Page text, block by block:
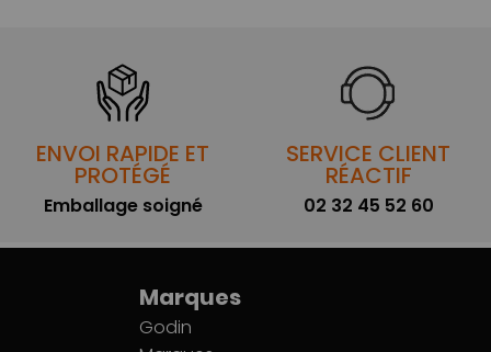
ENVOI RAPIDE ET
PROTÉGÉ
Emballage soigné
SERVICE CLIENT
RÉACTIF
02 32 45 52 60
Marques
Godin